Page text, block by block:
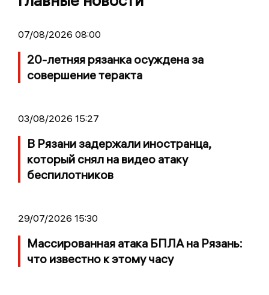
07/08/2026 08:00
20-летняя рязанка осуждена за
совершение теракта
03/08/2026 15:27
В Рязани задержали иностранца,
который снял на видео атаку
беспилотников
29/07/2026 15:30
Массированная атака БПЛА на Рязань:
что известно к этому часу